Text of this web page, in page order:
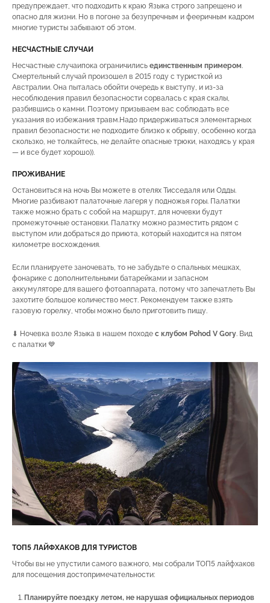
предупреждает, что подходить к краю Языка строго запрещено и
опасно для жизни. Но в погоне за безупречным и фееричным кадром
многие туристы забывают об этом.
НЕСЧАСТНЫЕ СЛУЧАИ
Несчастные случаипока ограничились единственным примером.
Смертельный случай произошел в 2015 году с туристкой из
Австралии. Она пыталась обойти очередь к выступу, и из-за
несоблюдения правил безопасности сорвалась с края скалы,
разбившись о камни. Поэтому призываем вас соблюдать все
указания во избежания травм.Надо придерживаться элементарных
правил безопасности: не подходите близко к обрыву, особенно когда
скользко, не толкайтесь, не делайте опасные трюки, находясь у края
— и все будет хорошо)).
ПРОЖИВАНИЕ
Остановиться на ночь Вы можете в отелях Тисседаля или Одды.
Многие разбивают палаточные лагеря у подножья горы. Палатки
также можно брать с собой на маршрут, для ночевки будут
промежуточные остановки. Палатку можно разместить рядом с
выступом или добраться до приюта, который находится на пятом
километре восхождения.
Если планируете заночевать, то не забудьте о спальных мешках,
фонарике с дополнительными батарейками и запасном
аккумуляторе для вашего фотоаппарата, потому что запечатлеть Вы
захотите большое количество мест. Рекомендуем также взять
газовую горелку, чтобы можно было приготовить пищу.
⬇ Ночевка возле Языка в нашем походе с клубом Pohod V Gory. Вид
с палатки 💙
ТОП5 ЛАЙФХАКОВ ДЛЯ ТУРИСТОВ
Чтобы вы не упустили самого важного, мы собрали ТОП5 лайфхаков
для посещения достопримечательности:
Планируйте поездку летом, не нарушая официальных периодов